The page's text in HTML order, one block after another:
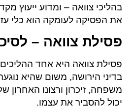
בהליכי צוואה – ומדוע ייעוץ
את הפסיקה לעומקה הוא כלי
פסילת צוואה –
פסילת צוואה היא אחד
בדיני הירושה, משום שהיא
משפחה, זיכרון ורצונו האחרון
יכול להסביר את עצמו.